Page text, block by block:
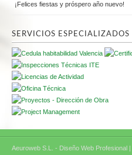
¡Felices fiestas y próspero año nuevo!
SERVICIOS ESPECIALIZADOS
Aeuroweb S.L. - Diseño Web Profesional |